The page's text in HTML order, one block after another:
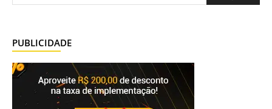
PUBLICIDADE